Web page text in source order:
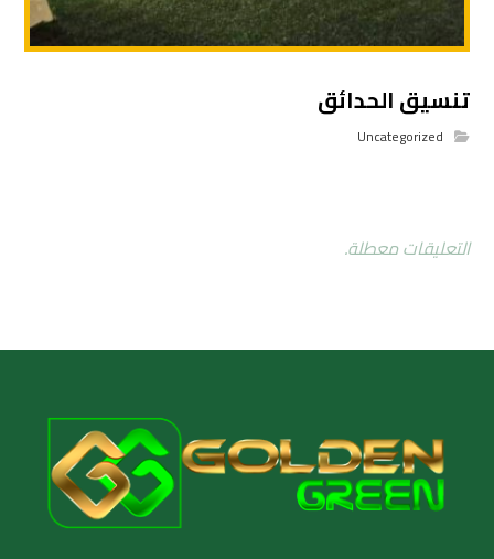
تنسيق الحدائق
Uncategorized
التعليقات معطلة.